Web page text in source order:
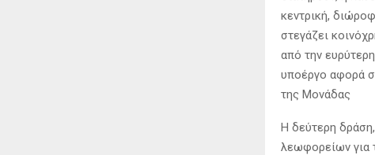
κεντρική,
στεγάζει
από την
υποέργο αφορά
της Μονάδας
Η δεύτερη
λεωφορείων για